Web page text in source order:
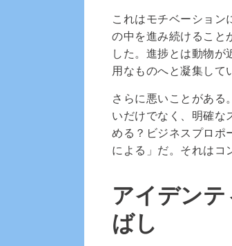
これはモチベーション
の中を進み続けること
した。進捗とは動物
用なものへと凝集して
さらに悪いことがある
いだけでなく、明確な
める？ビジネスプロポ
による」だ。それはコ
アイデン
ばし